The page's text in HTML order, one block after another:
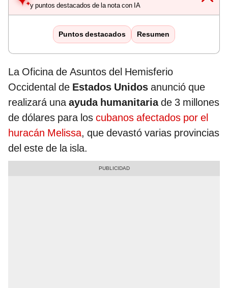
y puntos destacados de la nota con IA
Puntos destacados Resumen
La Oficina de Asuntos del Hemisferio
Occidental de Estados Unidos anunció que
realizará unaayuda humanitariade 3 millones
de dólares para los cubanos afectados por el
huracán Melissa, que devastó varias provincias
del este de la isla.